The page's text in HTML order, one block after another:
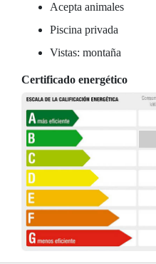
Acepta animales
Piscina privada
Vistas: montaña
Certificado energético